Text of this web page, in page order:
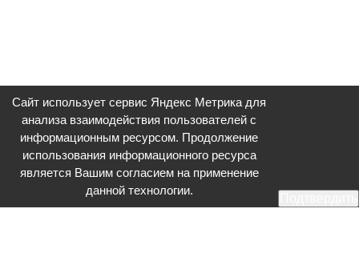
Сайт использует сервис Яндекс Метрика для
анализа взаимодействия пользователей с
информационным ресурсом. Продолжение
использования информационного ресурса
является Вашим согласием на применение
данной технологии.